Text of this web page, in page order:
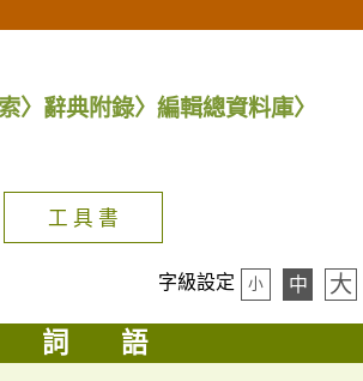
〉辭典附錄〉編輯總資料庫〉
工 具 書
字級設定 小 中 大
詞 語